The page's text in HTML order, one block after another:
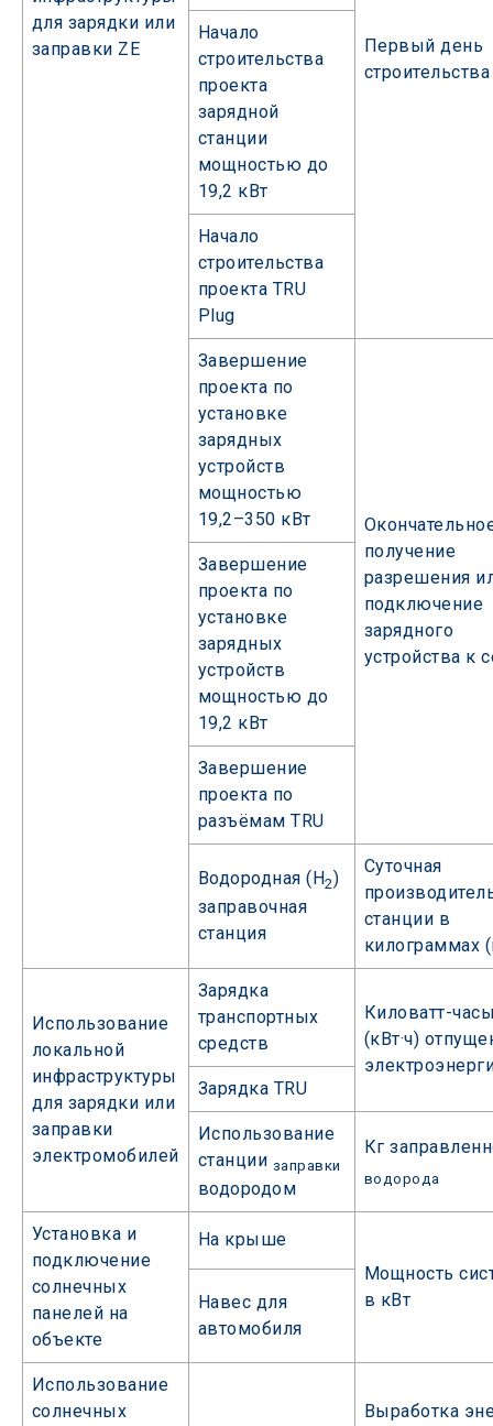
для зарядки или
заправки ZE
Первый день
строительства
Начало
строительства
проекта
зарядной
станции
мощностью до
19,2 кВт
Начало
строительства
проекта TRU
Plug
Завершение
проекта по
установке
зарядных
устройств
мощностью
19,2–350 кВт
получение
разрешения
подключение
зарядного
устройства к
Завершение
проекта по
установке
зарядных
устройств
мощностью до
19,2 кВт
Завершение
проекта по
разъёмам TRU
Водородная (H2)
заправочная
станция
Суточная
станции в
килограммах
Использование
локальной
инфраструктуры
для зарядки или
заправки
электромобилей
Зарядка
транспортных
средств
Киловатт-
(кВт·ч)
Зарядка TRU
Использование
станции заправки
водородом
Кг
водорода
Установка и
подключение
солнечных
панелей на
объекте
На крыше
Мощность
в кВт
Навес для
автомобиля
Использование
солнечных
Выработка